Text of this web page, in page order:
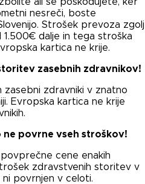
nesreči, boste
Strošek prevoza zgolj
1.500€ dalje in tega stroška
kartica ne krije.
zasebnih zdravnikov!
zasebni zdravniki v znatno
Evropska kartica ne krije
povrne vseh stroškov!
cene enakih
zdravstvenih storitev v
ni povrnjen v celoti.